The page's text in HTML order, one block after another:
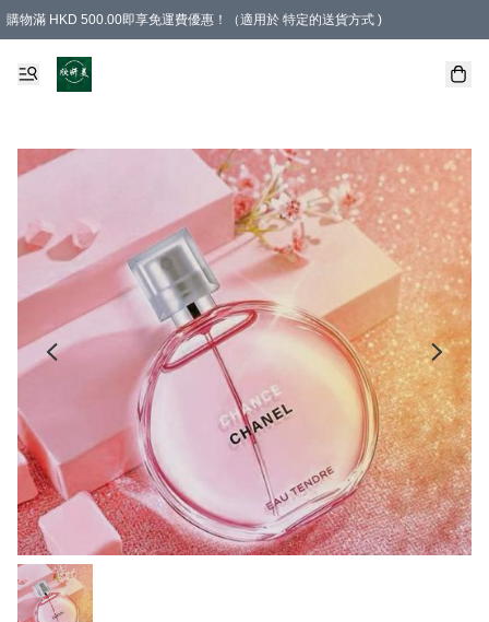
購物滿 HKD 500.00即享免運費優惠！（適用於 特定的送貨方式 )